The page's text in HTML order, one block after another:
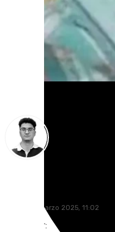
martes, 4 marzo 2025, 11:02
Compartir: